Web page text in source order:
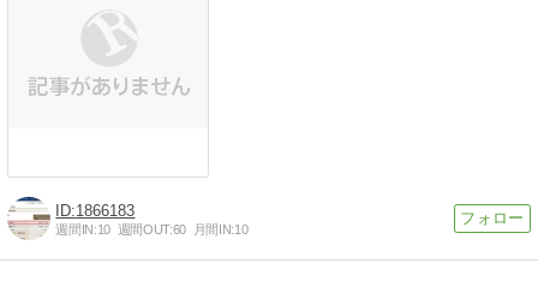
1866183
週間IN:10 週間OUT:60 月間IN:10